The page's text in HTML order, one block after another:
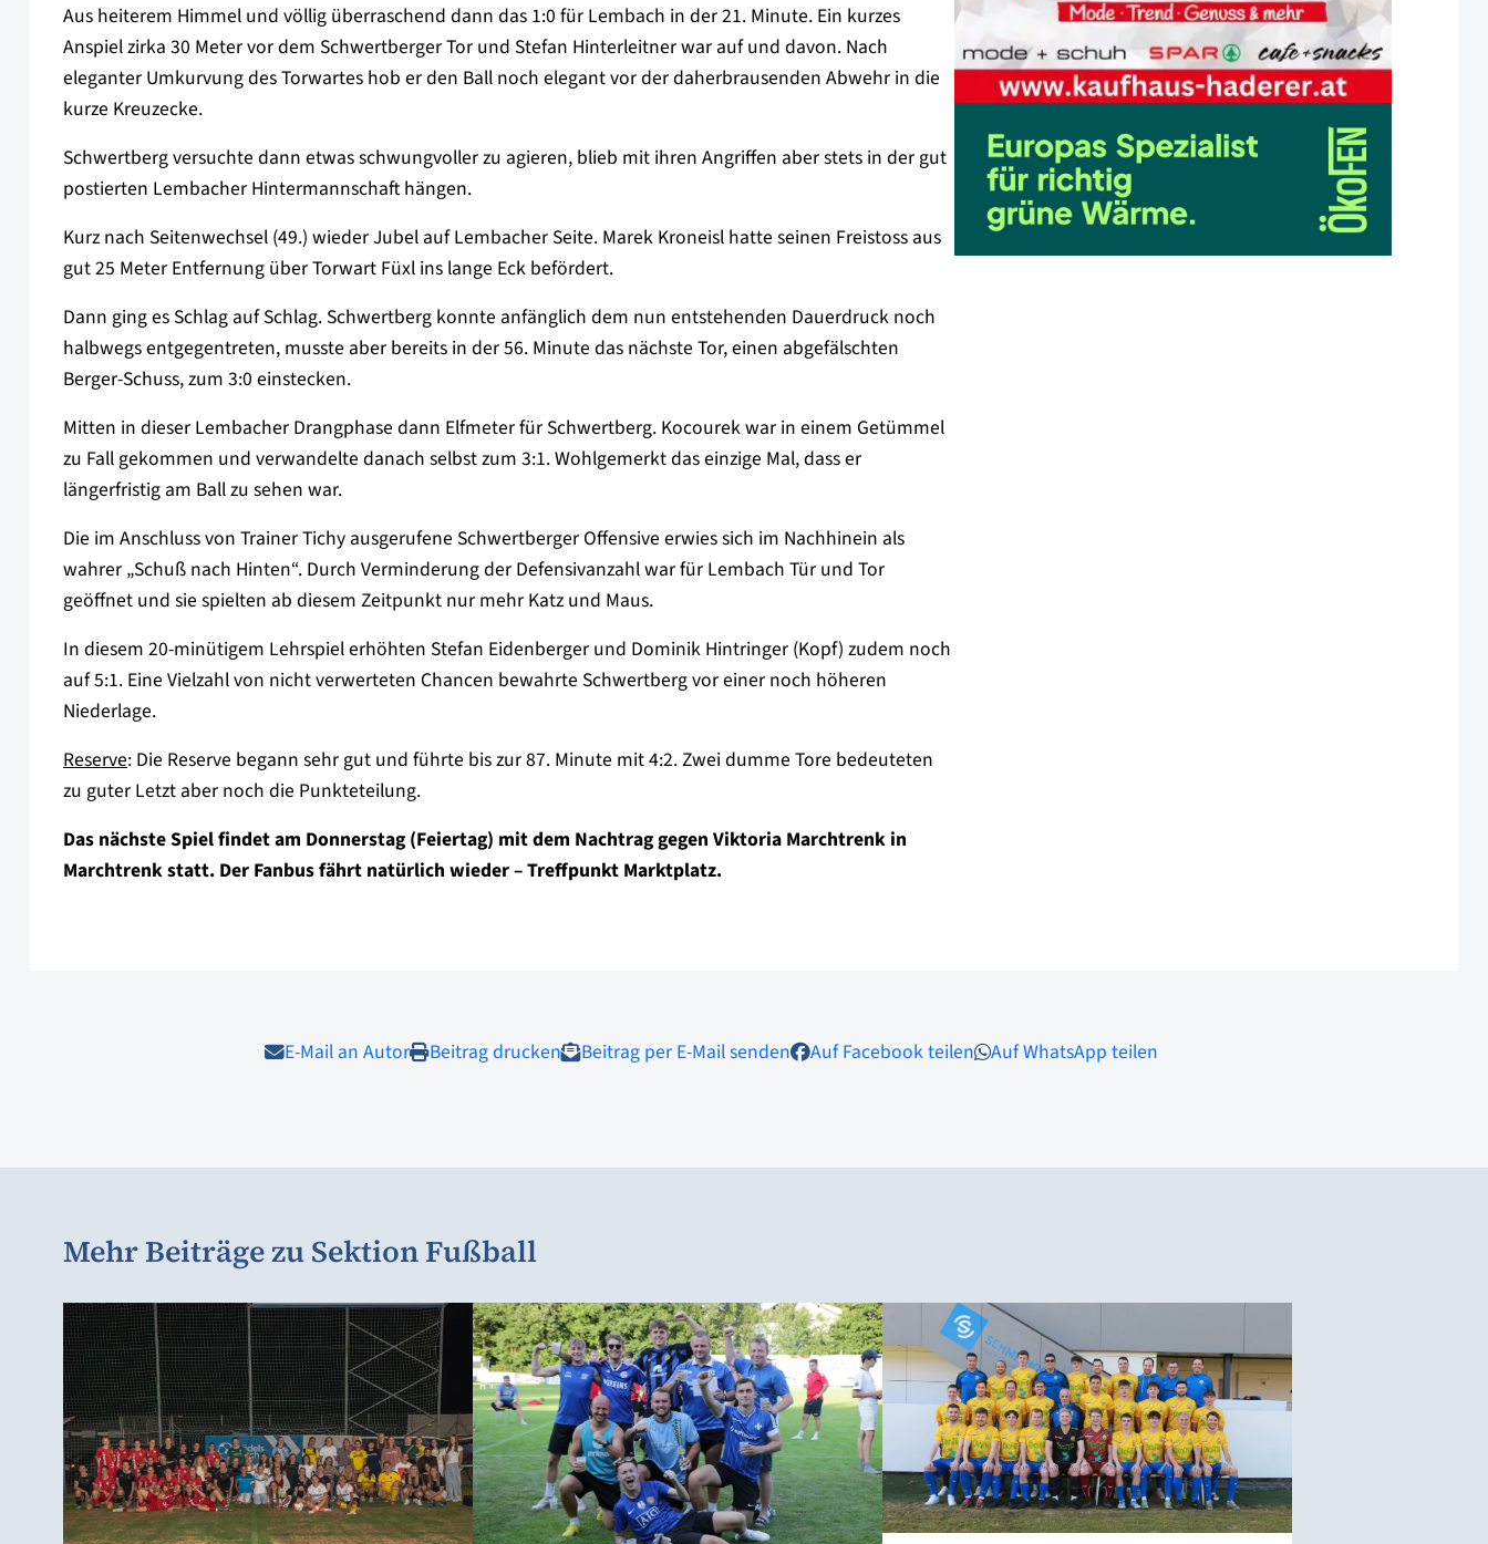
Aus heiterem Himmel und völlig überraschend dann das 1:0 für Lembach in der 21. Minute. Ein kurzes
Anspiel zirka 30 Meter vor dem Schwertberger Tor und Stefan Hinterleitner war auf und davon. Nach
eleganter Umkurvung des Torwartes hob er den Ball noch elegant vor der daherbrausenden Abwehr in die
kurze Kreuzecke.
Schwertberg versuchte dann etwas schwungvoller zu agieren, blieb mit ihren Angriffen aber stets in der gut
postierten Lembacher Hintermannschaft hängen.
Kurz nach Seitenwechsel (49.) wieder Jubel auf Lembacher Seite. Marek Kroneisl hatte seinen Freistoss aus
gut 25 Meter Entfernung über Torwart Füxl ins lange Eck befördert.
Dann ging es Schlag auf Schlag. Schwertberg konnte anfänglich dem nun entstehenden Dauerdruck noch
halbwegs entgegentreten, musste aber bereits in der 56. Minute das nächste Tor, einen abgefälschten
Berger-Schuss, zum 3:0 einstecken.
Mitten in dieser Lembacher Drangphase dann Elfmeter für Schwertberg. Kocourek war in einem Getümmel
zu Fall gekommen und verwandelte danach selbst zum 3:1. Wohlgemerkt das einzige Mal, dass er
längerfristig am Ball zu sehen war.
Die im Anschluss von Trainer Tichy ausgerufene Schwertberger Offensive erwies sich im Nachhinein als
wahrer „Schuß nach Hinten“. Durch Verminderung der Defensivanzahl war für Lembach Tür und Tor
geöffnet und sie spielten ab diesem Zeitpunkt nur mehr Katz und Maus.
In diesem 20-minütigem Lehrspiel erhöhten Stefan Eidenberger und Dominik Hintringer (Kopf) zudem noch
auf 5:1. Eine Vielzahl von nicht verwerteten Chancen bewahrte Schwertberg vor einer noch höheren
Niederlage.
Reserve: Die Reserve begann sehr gut und führte bis zur 87. Minute mit 4:2. Zwei dumme Tore bedeuteten
zu guter Letzt aber noch die Punkteteilung.
Das nächste Spiel findet am Donnerstag (Feiertag) mit dem Nachtrag gegen Viktoria Marchtrenk in
Marchtrenk statt. Der Fanbus fährt natürlich wieder – Treffpunkt Marktplatz.
E-Mail an Autor Beitrag drucken Beitrag per E-Mail senden Auf Facebook teilen Auf WhatsApp teilen
Mehr Beiträge zu Sektion Fußball